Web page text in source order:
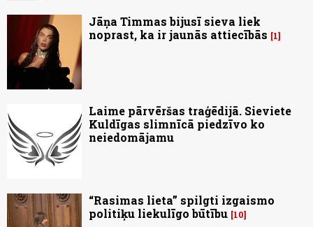
Jāņa Timmas bijusī sieva liek
noprast, ka ir jaunās attiecībās
1
Laime pārvēršas traģēdijā. Sieviete
Kuldīgas slimnīcā piedzīvo ko
neiedomājamu
“Rasimas lieta” spilgti izgaismo
politiķu liekulīgo būtību 10